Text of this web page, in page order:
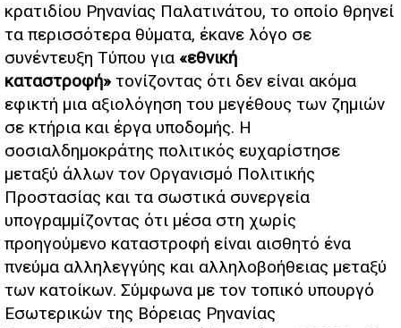
κρατιδίου Ρηνανίας Παλατινάτου, το οποίο θρηνεί
τα περισσότερα θύματα, έκανε λόγο σε
συνέντευξη Τύπου για «εθνική
καταστροφή» τονίζοντας ότι δεν είναι ακόμα
εφικτή μια αξιολόγηση του μεγέθους των ζημιών
σε κτήρια και έργα υποδομής. Η
σοσιαλδημοκράτης πολιτικός ευχαρίστησε
μεταξύ άλλων τον Οργανισμό Πολιτικής
Προστασίας και τα σωστικά συνεργεία
υπογραμμίζοντας ότι μέσα στη χωρίς
προηγούμενο καταστροφή είναι αισθητό ένα
πνεύμα αλληλεγγύης και αλληλοβοήθειας μεταξύ
των κατοίκων. Σύμφωνα με τον τοπικό υπουργό
Εσωτερικών της Βόρειας Ρηνανίας